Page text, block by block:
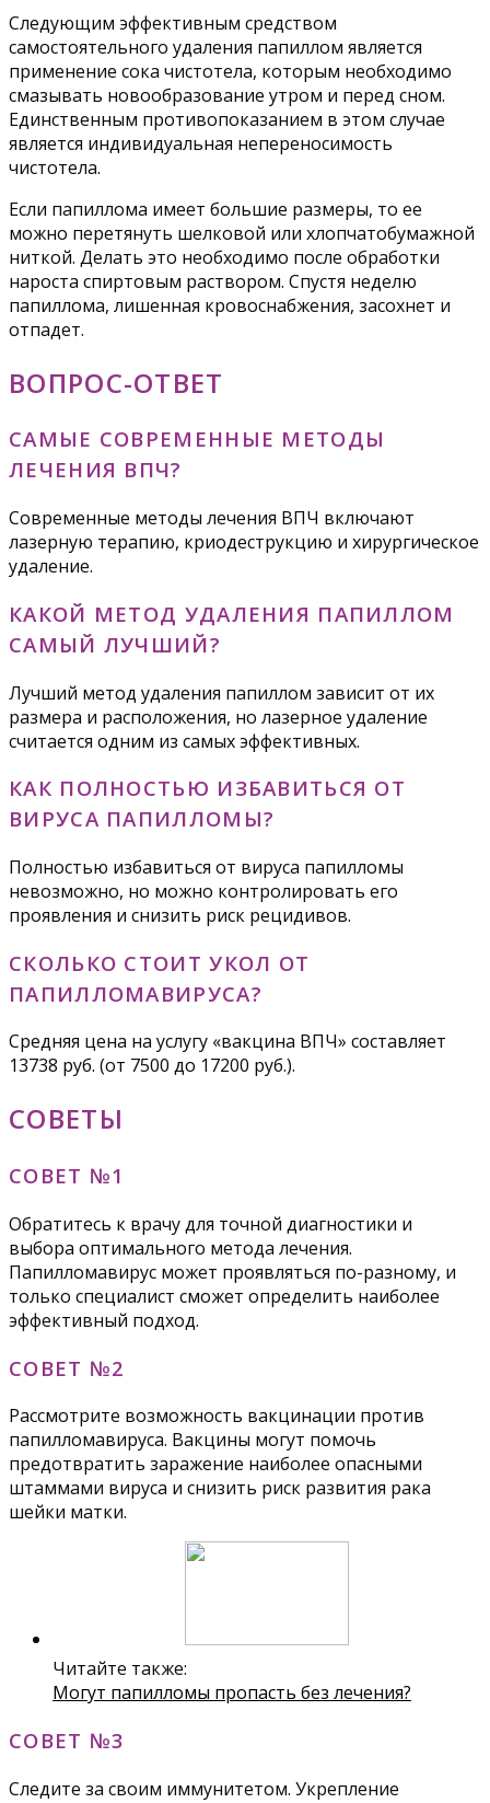
Следующим эффективным средством
самостоятельного удаления папиллом является
применение сока чистотела, которым необходимо
смазывать новообразование утром и перед сном.
Единственным противопоказанием в этом случае
является индивидуальная непереносимость
чистотела.
Если папиллома имеет большие размеры, то ее
можно перетянуть шелковой или хлопчатобумажной
ниткой. Делать это необходимо после обработки
нароста спиртовым раствором. Спустя неделю
папиллома, лишенная кровоснабжения, засохнет и
отпадет.
ВОПРОС-ОТВЕТ
САМЫЕ СОВРЕМЕННЫЕ МЕТОДЫ
ЛЕЧЕНИЯ ВПЧ?
Современные методы лечения ВПЧ включают
лазерную терапию, криодеструкцию и хирургическое
удаление.
КАКОЙ МЕТОД УДАЛЕНИЯ ПАПИЛЛОМ
САМЫЙ ЛУЧШИЙ?
Лучший метод удаления папиллом зависит от их
размера и расположения, но лазерное удаление
считается одним из самых эффективных.
КАК ПОЛНОСТЬЮ ИЗБАВИТЬСЯ ОТ
ВИРУСА ПАПИЛЛОМЫ?
Полностью избавиться от вируса папилломы
невозможно, но можно контролировать его
проявления и снизить риск рецидивов.
СКОЛЬКО СТОИТ УКОЛ ОТ
ПАПИЛЛОМАВИРУСА?
Средняя цена на услугу «вакцина ВПЧ» составляет
13738 руб. (от 7500 до 17200 руб.).
СОВЕТЫ
СОВЕТ №1
Обратитесь к врачу для точной диагностики и
выбора оптимального метода лечения.
Папилломавирус может проявляться по-разному, и
только специалист сможет определить наиболее
эффективный подход.
СОВЕТ №2
Рассмотрите возможность вакцинации против
папилломавируса. Вакцины могут помочь
предотвратить заражение наиболее опасными
штаммами вируса и снизить риск развития рака
шейки матки.
Читайте также:
Могут папилломы пропасть без лечения?
СОВЕТ №3
Следите за своим иммунитетом. Укрепление